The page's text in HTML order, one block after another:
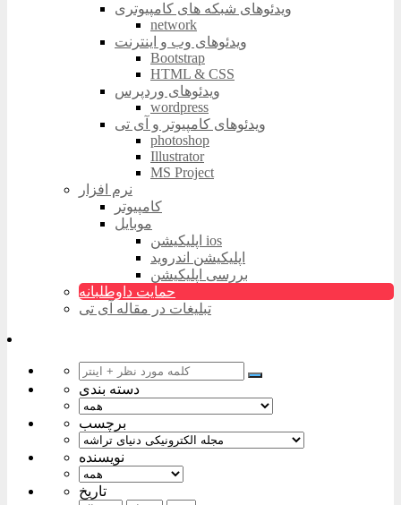
ویدئوهای شبکه های کامپیوتری
network
ویدئوهای وب و اینترنت
Bootstrap
HTML & CSS
ویدئوهای وردپرس
wordpress
ویدئوهای کامپیوتر و آی تی
photoshop
Illustrator
MS Project
نرم افزار
کامپیوتر
موبایل
اپلیکیشن ios
اپلیکیشن اندروید
بررسی اپلیکیشن
حمایت داوطلبانه
تبلیغات در مقاله آی تی
دسته بندی
برچسب
نویسنده
تاریخ